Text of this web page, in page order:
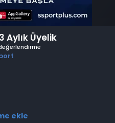
Aylık Üyelik
ekle